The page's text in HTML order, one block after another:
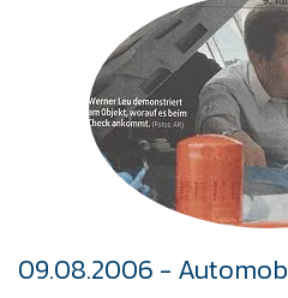
09.08.2006 -